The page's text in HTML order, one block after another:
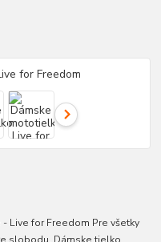
Live for Freedom Pre všetky